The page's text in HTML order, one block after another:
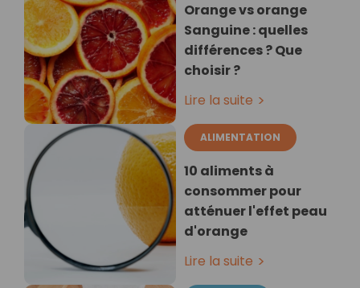
Orange vs orange
Sanguine : quelles
différences ? Que
choisir ?
Lire la suite
ALIMENTATION
10 aliments à
consommer pour
atténuer l'effet peau
d'orange
Lire la suite